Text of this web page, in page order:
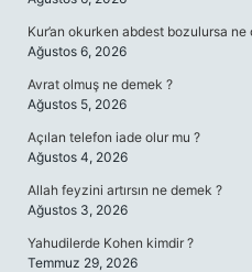
Kur’an okurken abdest bozulursa ne
Ağustos 6, 2026
Avrat olmuş ne demek ?
Ağustos 5, 2026
Açılan telefon iade olur mu ?
Ağustos 4, 2026
Allah feyzini artırsın ne demek ?
Ağustos 3, 2026
Yahudilerde Kohen kimdir ?
Temmuz 29, 2026